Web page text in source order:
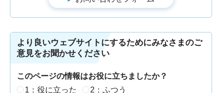
より良いウェブサイトにするためにみなさまのご
意見をお聞かせください
このページの情報はお役に立ちましたか？
1：役に立った
2：ふつう